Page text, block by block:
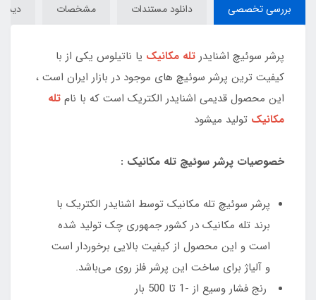
بررسی تخصصی دانلود مستندات مشخصات
پرشر سوئیچ اشنایدر تله مکانیک یا ناتیلوس یکی از با
کیفیت ترین پرشر سوئیچ های موجود در بازار ایران است ،
این محصول قدیمی اشنایدر الکتریک است که با نام تله
مکانیک تولید میشود
خصوصیات پرشر سوئیچ تله مکانیک :
پرشر سوئیچ تله مکانیک توسط اشنایدر الکتریک با
برند تله مکانیک در کشور جمهوری چک تولید شده
است و این محصول از کیفیت بالایی برخوردار است
و آلیاژ برای ساخت این پرشر فلز روی می‌باشد.
رنج فشار وسیع از -1 تا 500 بار